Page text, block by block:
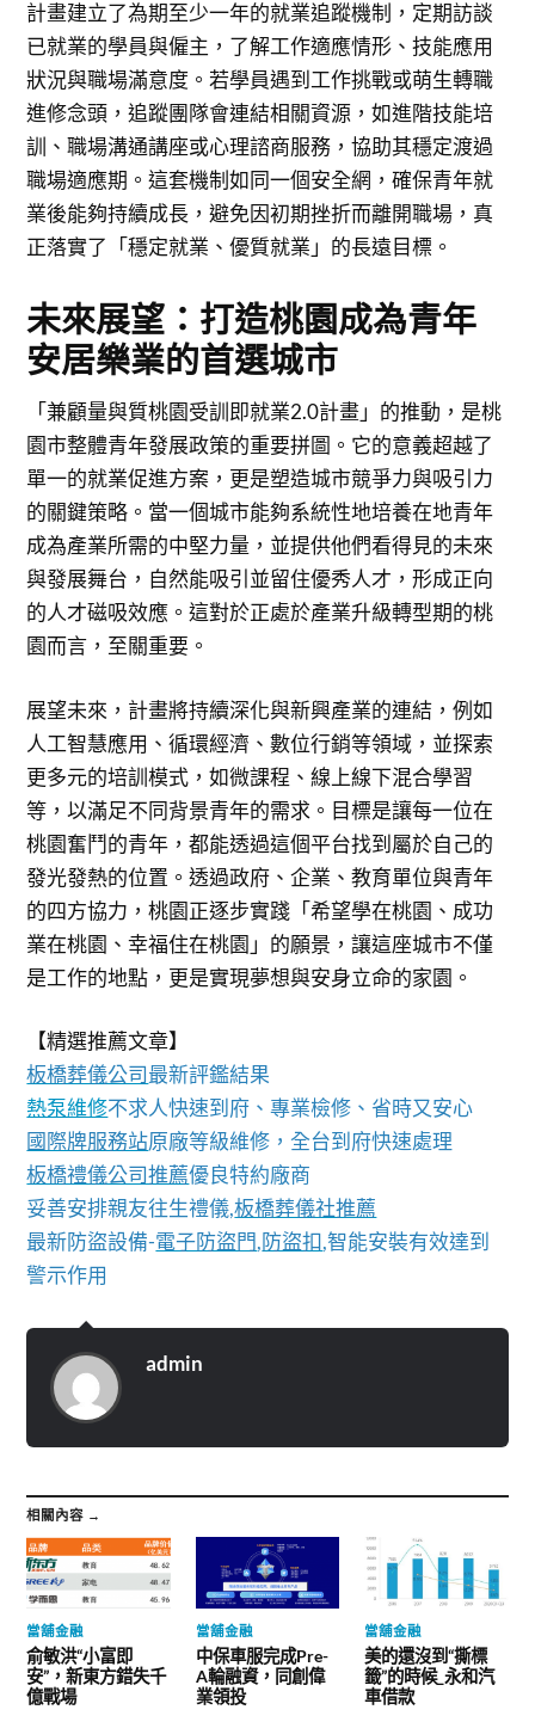
計畫建立了為期至少一年的就業追蹤機制，定期訪談
已就業的學員與僱主，了解工作適應情形、技能應用
狀況與職場滿意度。若學員遇到工作挑戰或萌生轉職
進修念頭，追蹤團隊會連結相關資源，如進階技能培
訓、職場溝通講座或心理諮商服務，協助其穩定渡過
職場適應期。這套機制如同一個安全網，確保青年就
業後能夠持續成長，避免因初期挫折而離開職場，真
正落實了「穩定就業、優質就業」的長遠目標。
未來展望：打造桃園成為青年
安居樂業的首選城市
「兼顧量與質桃園受訓即就業2.0計畫」的推動，是桃
園市整體青年發展政策的重要拼圖。它的意義超越了
單一的就業促進方案，更是塑造城市競爭力與吸引力
的關鍵策略。當一個城市能夠系統性地培養在地青年
成為產業所需的中堅力量，並提供他們看得見的未來
與發展舞台，自然能吸引並留住優秀人才，形成正向
的人才磁吸效應。這對於正處於產業升級轉型期的桃
園而言，至關重要。
展望未來，計畫將持續深化與新興產業的連結，例如
人工智慧應用、循環經濟、數位行銷等領域，並探索
更多元的培訓模式，如微課程、線上線下混合學習
等，以滿足不同背景青年的需求。目標是讓每一位在
桃園奮鬥的青年，都能透過這個平台找到屬於自己的
發光發熱的位置。透過政府、企業、教育單位與青年
的四方協力，桃園正逐步實踐「希望學在桃園、成功
業在桃園、幸福住在桃園」的願景，讓這座城市不僅
是工作的地點，更是實現夢想與安身立命的家園。
【精選推薦文章】
板橋葬儀公司最新評鑑結果
熱泵維修不求人快速到府、專業檢修、省時又安心
國際牌服務站原廠等級維修，全台到府快速處理
板橋禮儀公司推薦優良特約廠商
妥善安排親友往生禮儀,板橋葬儀社推薦
最新防盜設備-電子防盜門,防盜扣,智能安裝有效達到
警示作用
admin
相關內容 →
當舖金融
俞敏洪“小富即
安”，新東方錯失千
億戰場
當舖金融
中保車服完成Pre-
A輪融資，同創偉
業領投
當舖金融
美的還沒到“撕標
籤”的時候_永和汽
車借款